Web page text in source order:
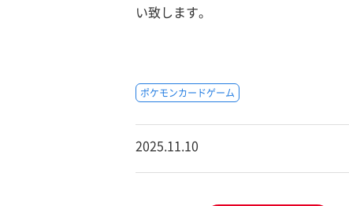
い致します。
ポケモンカードゲーム
2025.11.10